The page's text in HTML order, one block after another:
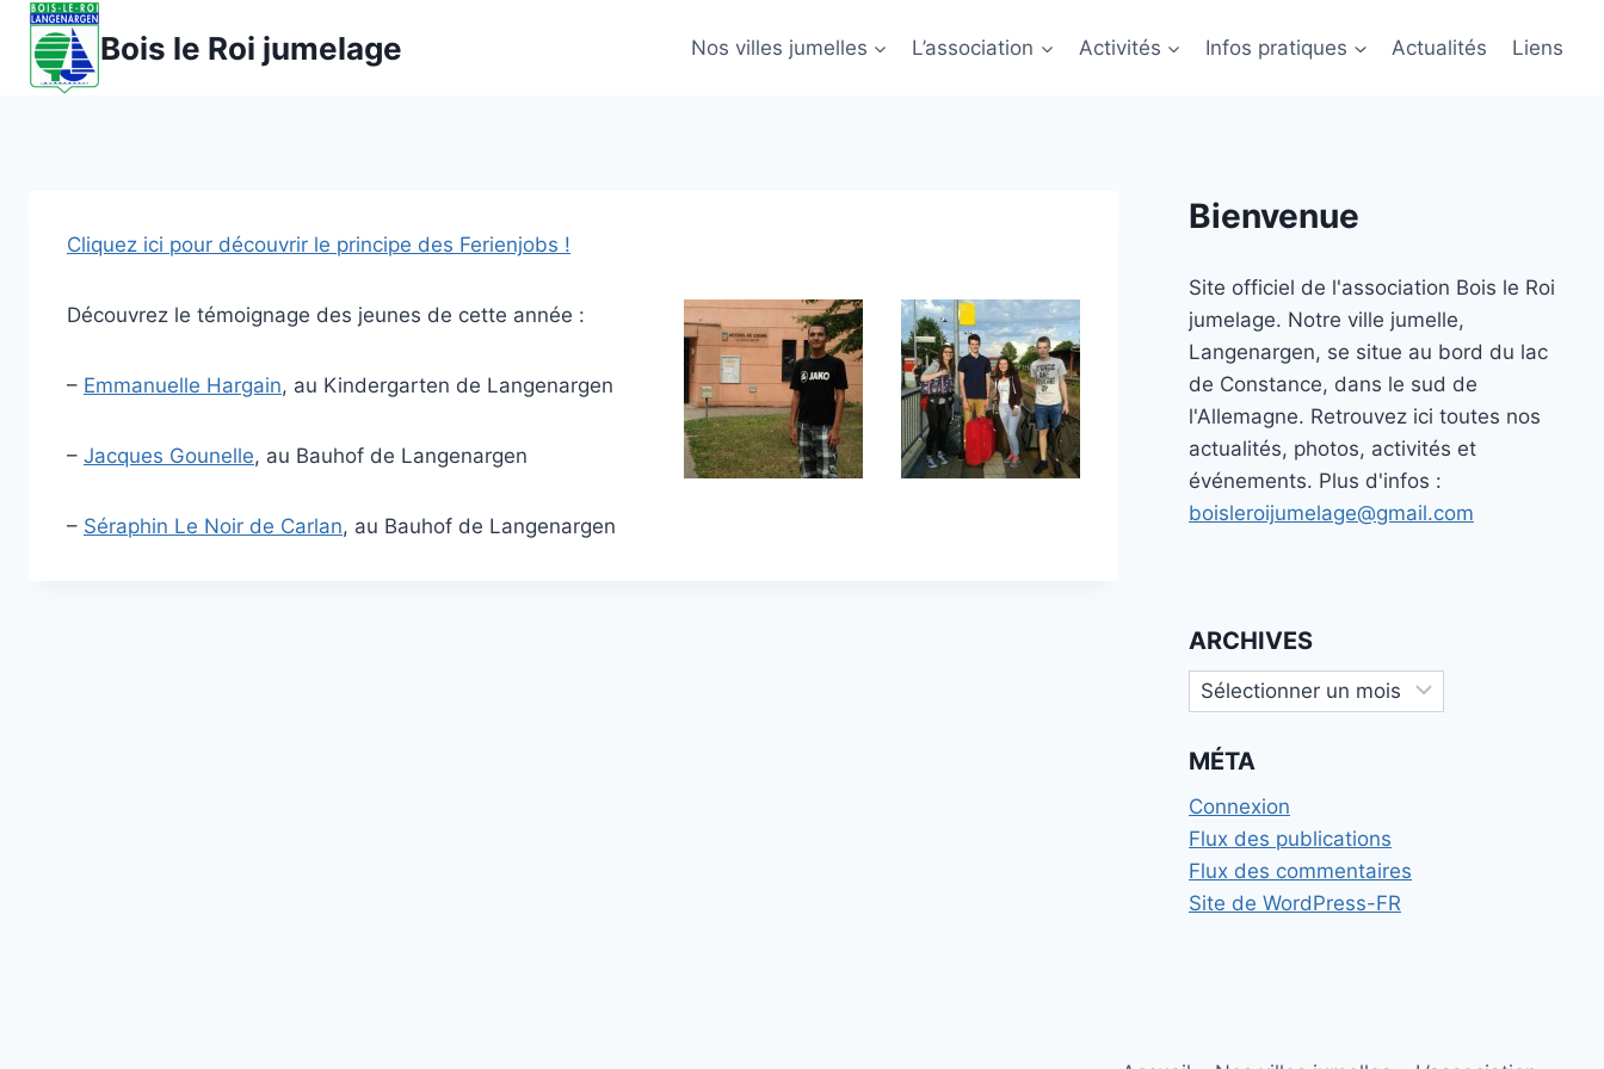
Aller
contenu
Bois le Roi jumelage Nos villes jumelles L’association Activités Infos pratiques Actualités Liens
Cliquez ici pour découvrir le principe des Ferienjobs !
Découvrez le témoignage des jeunes de cette année :
– Emmanuelle Hargain, au Kindergarten de Langenargen
– Jacques Gounelle, au Bauhof de Langenargen
– Séraphin Le Noir de Carlan, au Bauhof de Langenargen
Bienvenue
Site officiel de l'association Bois le Roi
jumelage. Notre ville jumelle,
Langenargen, se situe au bord du lac
de Constance, dans le sud de
l'Allemagne. Retrouvez ici toutes nos
actualités, photos, activités et
événements. Plus d'infos :
boisleroijumelage@gmail.com
ARCHIVES
Archives
MÉTA
Connexion
Flux des publications
Flux des commentaires
Site de WordPress-FR